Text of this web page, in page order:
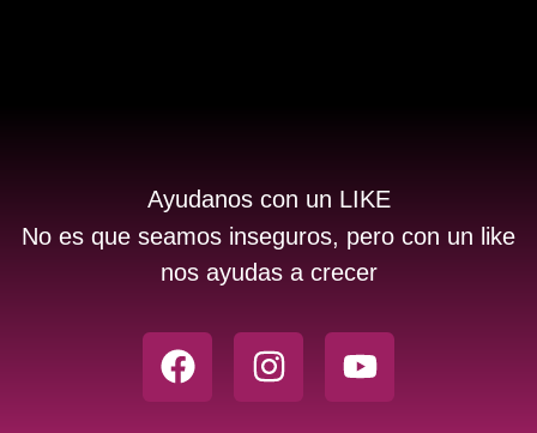
Ayudanos con un LIKE
No es que seamos inseguros, pero con un like
nos ayudas a crecer